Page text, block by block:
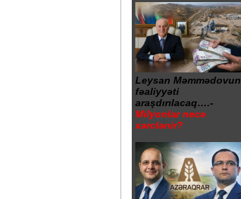
Leysan Məmmədovun
fəaliyyəti
araşdırılacaq….-
Milyonlar necə
xərclənir?